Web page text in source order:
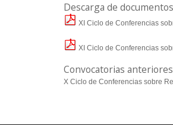
Descarga de documentos
XI Ciclo de Conferencias
XI Ciclo de Conferencias
Convocatorias anteriores
X Ciclo de Conferencias sobre